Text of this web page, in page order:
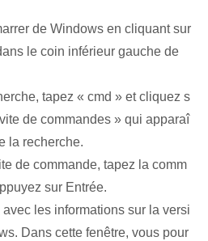
de Windows en cliquant sur
le coin inférieur gauche de
tapez « cmd » et cliquez s
de commandes » qui apparaî
la recherche.
de commande, tapez la comm
sur Entrée.
les informations sur la versi
Dans cette fenêtre, vous pour